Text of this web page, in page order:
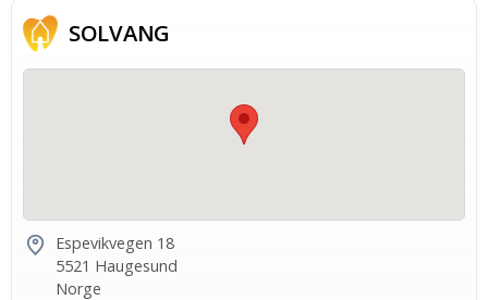
SOLVANG
Espevikvegen 18
5521 Haugesund
Norge